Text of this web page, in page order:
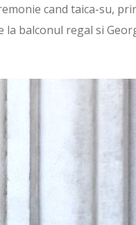
cand taica-su,
balconul regal si